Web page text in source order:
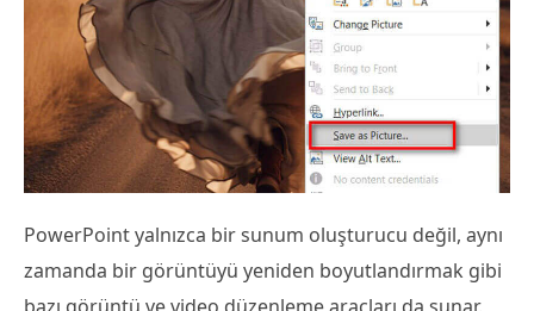
PowerPoint yalnızca bir sunum oluşturucu değil, aynı
zamanda bir görüntüyü yeniden boyutlandırmak gibi